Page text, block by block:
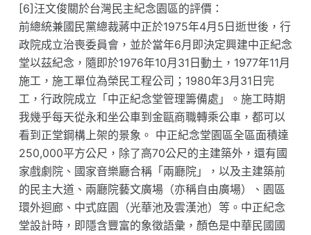
[6]汪文俊關於台灣民主紀念園區的評價：
前總統兼國民黨總裁蔣中正於1975年4月5日逝世後，行
政院成立治喪委員會，並於當年6月即決定興建中正紀念
堂以茲紀念，隨即於1976年10月31日動土，1977年11月
施工，施工單位為榮民工程公司；1980年3月31日完
工，行政院成立「中正紀念堂管理籌備處」。施工時期
我幾乎每天從永和坐公車到金甌商職轉乘公車，都可以
看到正堂鋼構上架的景象。 中正紀念堂園區全區面積達
250,000平方公尺，除了高70公尺的主建築外，還有國
家戲劇院、國家音樂廳合稱「兩廳院」，以及主建築前
的民主大道、兩廳院藝文廣場（亦稱自由廣場）、園區
環外迴廊、中式庭園（光華池及雲漢池）等。中正紀念
堂設計時，即隱含豐富的象徵語彙，顏色是中華民國國